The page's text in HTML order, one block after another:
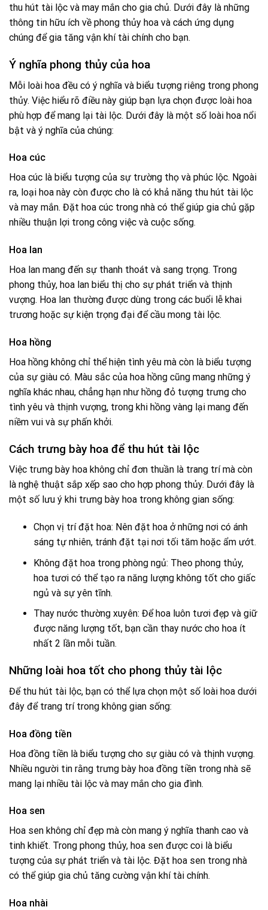
thu hút tài lộc và may mắn cho gia chủ. Dưới đây là những
thông tin hữu ích về phong thủy hoa và cách ứng dụng
chúng để gia tăng vận khí tài chính cho bạn.
Ý nghĩa phong thủy của hoa
Mỗi loài hoa đều có ý nghĩa và biểu tượng riêng trong phong
thủy. Việc hiểu rõ điều này giúp bạn lựa chọn được loài hoa
phù hợp để mang lại tài lộc. Dưới đây là một số loài hoa nổi
bật và ý nghĩa của chúng:
Hoa cúc
Hoa cúc là biểu tượng của sự trường thọ và phúc lộc. Ngoài
ra, loại hoa này còn được cho là có khả năng thu hút tài lộc
và may mắn. Đặt hoa cúc trong nhà có thể giúp gia chủ gặp
nhiều thuận lợi trong công việc và cuộc sống.
Hoa lan
Hoa lan mang đến sự thanh thoát và sang trọng. Trong
phong thủy, hoa lan biểu thị cho sự phát triển và thịnh
vượng. Hoa lan thường được dùng trong các buổi lễ khai
trương hoặc sự kiện trọng đại để cầu mong tài lộc.
Hoa hồng
Hoa hồng không chỉ thể hiện tình yêu mà còn là biểu tượng
của sự giàu có. Màu sắc của hoa hồng cũng mang những ý
nghĩa khác nhau, chẳng hạn như hồng đỏ tượng trưng cho
tình yêu và thịnh vượng, trong khi hồng vàng lại mang đến
niềm vui và sự phấn khởi.
Cách trưng bày hoa để thu hút tài lộc
Việc trưng bày hoa không chỉ đơn thuần là trang trí mà còn
là nghệ thuật sắp xếp sao cho hợp phong thủy. Dưới đây là
một số lưu ý khi trưng bày hoa trong không gian sống:
Chọn vị trí đặt hoa: Nên đặt hoa ở những nơi có ánh
sáng tự nhiên, tránh đặt tại nơi tối tăm hoặc ẩm ướt.
Không đặt hoa trong phòng ngủ: Theo phong thủy,
hoa tươi có thể tạo ra năng lượng không tốt cho giấc
ngủ và sự yên tĩnh.
Thay nước thường xuyên: Để hoa luôn tươi đẹp và giữ
được năng lượng tốt, bạn cần thay nước cho hoa ít
nhất 2 lần mỗi tuần.
Những loài hoa tốt cho phong thủy tài lộc
Để thu hút tài lộc, bạn có thể lựa chọn một số loài hoa dưới
đây để trang trí trong không gian sống:
Hoa đồng tiền
Hoa đồng tiền là biểu tượng cho sự giàu có và thịnh vượng.
Nhiều người tin rằng trưng bày hoa đồng tiền trong nhà sẽ
mang lại nhiều tài lộc và may mắn cho gia đình.
Hoa sen
Hoa sen không chỉ đẹp mà còn mang ý nghĩa thanh cao và
tinh khiết. Trong phong thủy, hoa sen được coi là biểu
tượng của sự phát triển và tài lộc. Đặt hoa sen trong nhà
có thể giúp gia chủ tăng cường vận khí tài chính.
Hoa nhài